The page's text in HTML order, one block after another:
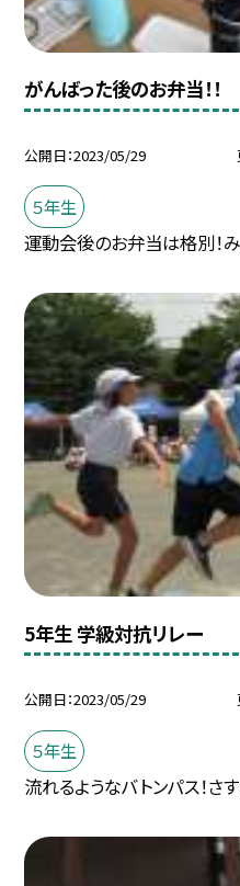
がんばった後のお弁当！！
公開日 2023/05/29
５年生
運動会後のお弁当は格別！
5年生 学級対抗リレー
公開日 2023/05/29
５年生
流れるようなバトンパス！さ